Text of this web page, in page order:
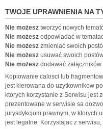
TWOJE UPRAWNIENIA NA
Nie możesz tworzyć nowych
Nie możesz odpowiadać w
Nie możesz zmieniać swoich
Nie możesz usuwać swoich
Nie możesz dodawać załączników
Kopiowanie calosci lub
jest kierowana do uzytkownikow
ktorych korzystanie z Serwisu jest
prezentowane w serwisie sa
jurysdykcjom prawnym, w ktorych
jest legalne. Korzystajac z